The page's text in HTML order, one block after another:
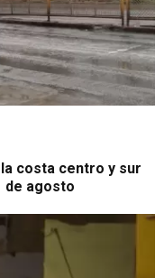
costa centro y sur
de agosto